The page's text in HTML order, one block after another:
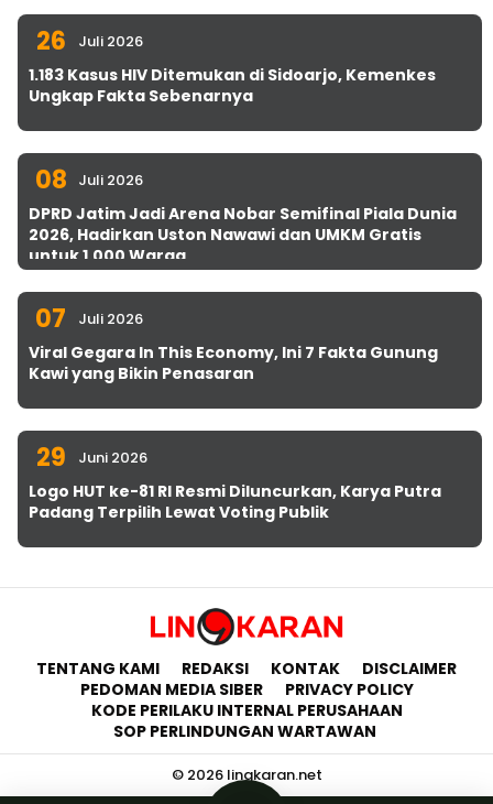
26 Juli 2026
1.183 Kasus HIV Ditemukan di Sidoarjo, Kemenkes
Ungkap Fakta Sebenarnya
08 Juli 2026
DPRD Jatim Jadi Arena Nobar Semifinal Piala Dunia
2026, Hadirkan Uston Nawawi dan UMKM Gratis
untuk 1.000 Warga
07 Juli 2026
Viral Gegara In This Economy, Ini 7 Fakta Gunung
Kawi yang Bikin Penasaran
29 Juni 2026
Logo HUT ke-81 RI Resmi Diluncurkan, Karya Putra
Padang Terpilih Lewat Voting Publik
TENTANG KAMI REDAKSI KONTAK
DISCLAIMER
PEDOMAN MEDIA SIBER
PRIVACY POLICY
KODE PERILAKU INTERNAL PERUSAHAAN
SOP PERLINDUNGAN WARTAWAN
© 2026 lingkaran.net